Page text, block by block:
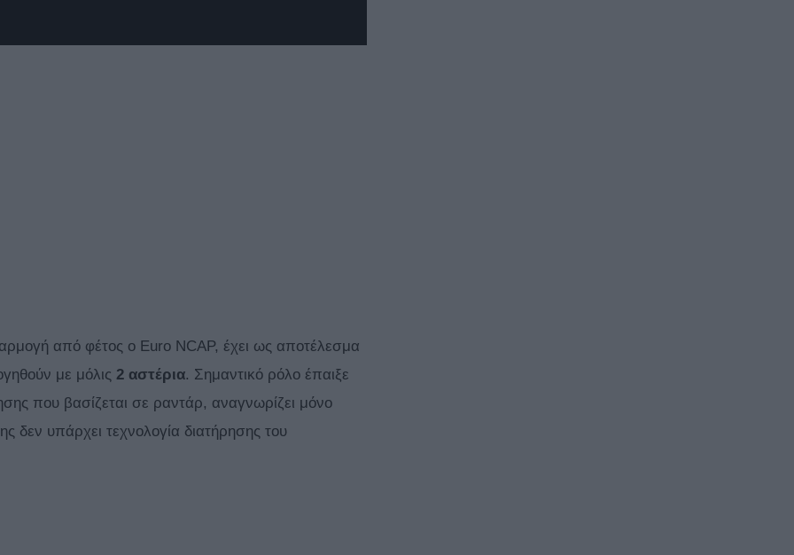
από φέτος ο Euro NCAP, έχει ως αποτέλεσμα
με μόλις 2 αστέρια. Σημαντικό ρόλο έπαιξε
που βασίζεται σε ραντάρ, αναγνωρίζει μόνο
δεν υπάρχει τεχνολογία διατήρησης του